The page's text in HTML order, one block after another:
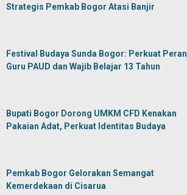
Strategis Pemkab Bogor Atasi Banjir
Festival Budaya Sunda Bogor: Perkuat Peran
Guru PAUD dan Wajib Belajar 13 Tahun
Bupati Bogor Dorong UMKM CFD Kenakan
Pakaian Adat, Perkuat Identitas Budaya
Pemkab Bogor Gelorakan Semangat
Kemerdekaan di Cisarua